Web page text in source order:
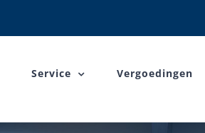
Service Vergoedingen